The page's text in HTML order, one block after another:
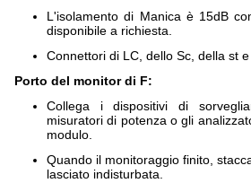
L'isolamento di Manica è 15dB
disponibile a richiesta.
Connettori di LC, dello Sc, della st
Porto del monitor di F:
Collega i dispositivi di
misuratori di potenza o gli
modulo.
Quando il monitoraggio finito,
lasciato indisturbata.